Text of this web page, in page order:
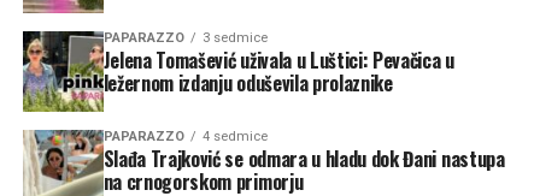
PAPARAZZO 3 sedmice
Jelena Tomašević uživala u Luštici: Pevačica u
ležernom izdanju oduševila prolaznike
PAPARAZZO 4 sedmice
Slađa Trajković se odmara u hladu dok Đani nastupa
na crnogorskom primorju